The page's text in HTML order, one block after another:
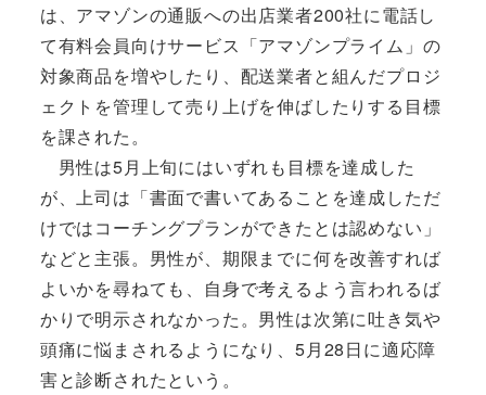
は、アマゾンの通販への出店業者200社に電話し
て有料会員向けサービス「アマゾンプライム」の
対象商品を増やしたり、配送業者と組んだプロジ
ェクトを管理して売り上げを伸ばしたりする目標
を課された。
男性は5月上旬にはいずれも目標を達成した
が、上司は「書面で書いてあることを達成しただ
けではコーチングプランができたとは認めない」
などと主張。男性が、期限までに何を改善すれば
よいかを尋ねても、自身で考えるよう言われるば
かりで明示されなかった。男性は次第に吐き気や
頭痛に悩まされるようになり、5月28日に適応障
害と診断されたという。